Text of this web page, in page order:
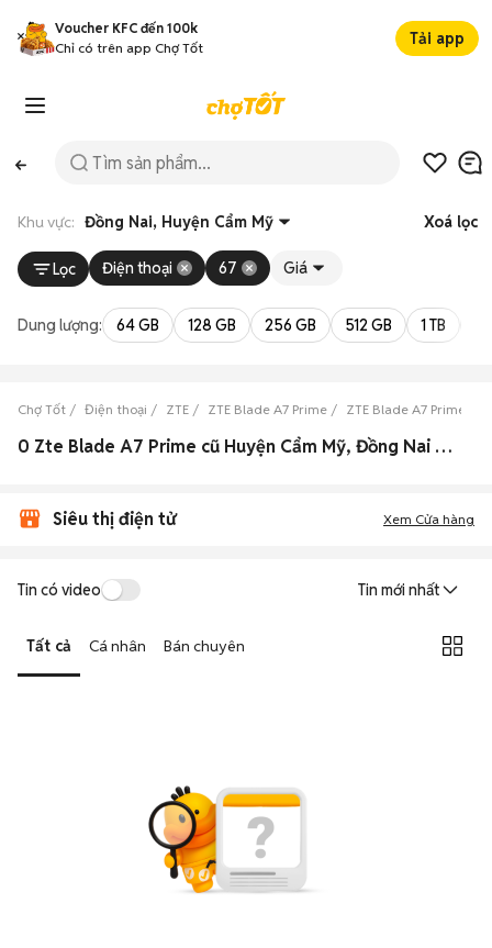
Voucher KFC đến 100k
Chỉ có trên app Chợ Tốt
Tải app
Khu vực: Đồng Nai, Huyện Cẩm Mỹ Xoá lọc
Lọc Điện thoại 67 Giá
Dung lượng: 64 GB 128 GB 256 GB 512 GB 1 TB
Chợ Tốt Điện thoại ZTE ZTE Blade A7 Prime ZTE Blade A7 Prime
0 Zte Blade A7 Prime cũ Huyện Cẩm Mỹ, Đồng Nai đẹp
Siêu thị điện tử Xem Cửa hàng
Tin có video Tin mới nhất
Tất cả Cá nhân Bán chuyên